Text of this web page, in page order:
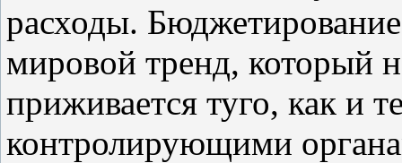
расходы.
мировой тренд, который
приживается туго, как и
контролирующими